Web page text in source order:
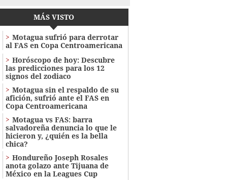
MÁS VISTO
Motagua sufrió para derrotar
al FAS en Copa Centroamericana
Horóscopo de hoy: Descubre
las predicciones para los 12
signos del zodiaco
Motagua sin el respaldo de su
afición, sufrió ante el FAS en
Copa Centroamericana
Motagua vs FAS: barra
salvadoreña denuncia lo que le
hicieron y, ¿quién es la bella
chica?
Hondureño Joseph Rosales
anota golazo ante Tijuana de
México en la Leagues Cup